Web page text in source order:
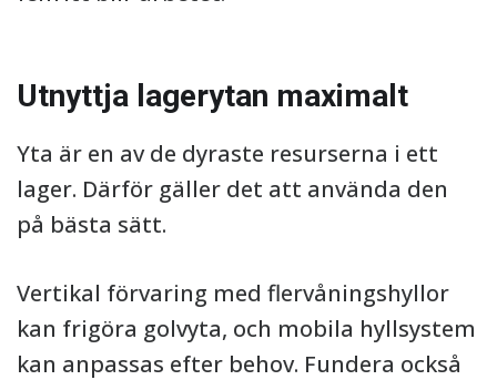
Utnyttja lagerytan maximalt
Yta är en av de dyraste resurserna i ett
lager. Därför gäller det att använda den
på bästa sätt.
Vertikal förvaring med flervåningshyllor
kan frigöra golvyta, och mobila hyllsystem
kan anpassas efter behov. Fundera också